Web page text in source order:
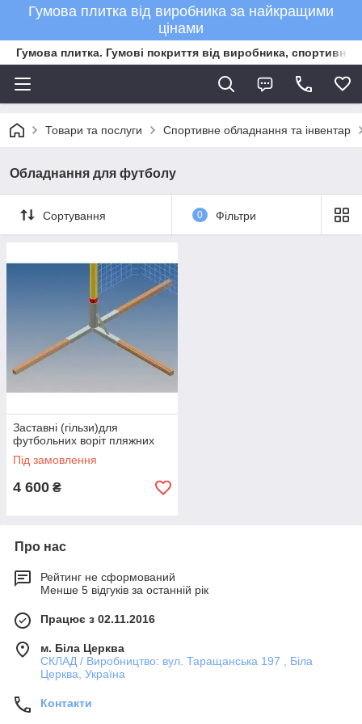
Гумова плитка від виробника за найкращими
цінами
Гумова плитка. Гумові покриття від виробника, спортивне
Товари та послуги Спортивне обладнання та інвентар
Обладнання для футболу
Сортування 0 Фільтри
Заставні (гільзи)для
футбольних воріт пляжних
Під замовлення
4 600 ₴
Про нас
Рейтинг не сформований
Менше 5 відгуків за останній рік
Працює з 02.11.2016
м. Біла Церква
СКЛАД / Виробництво: вул. Таращанська 197 , Біла
Церква, Україна
Контакти